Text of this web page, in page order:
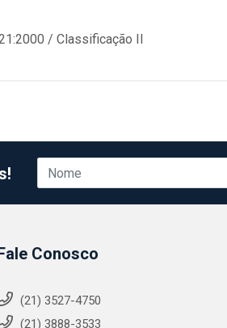
/ Classificação II
Conosco
(21) 3527-4750
(21) 3888-3533